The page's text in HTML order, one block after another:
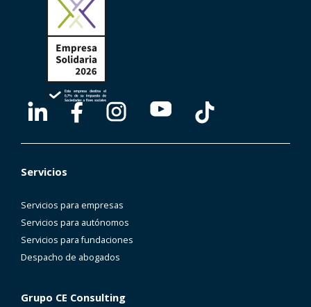
Servicios
Servicios para empresas
Servicios para autónomos
Servicios para fundaciones
Despacho de abogados
Grupo CE Consulting